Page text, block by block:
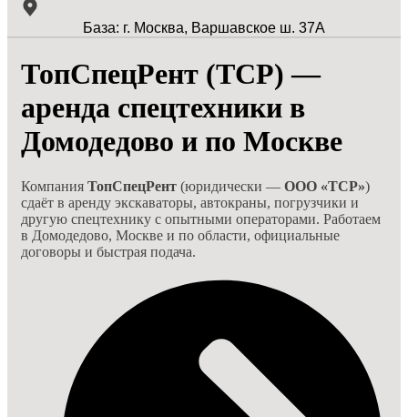
База: г. Москва, Варшавское ш. 37А
ТопСпецРент (ТСР) —
аренда спецтехники в
Домодедово и по Москве
Компания ТопСпецРент (юридически — ООО «ТСР»)
сдаёт в аренду экскаваторы, автокраны, погрузчики и
другую спецтехнику с опытными операторами. Работаем
в Домодедово, Москве и по области, официальные
договоры и быстрая подача.